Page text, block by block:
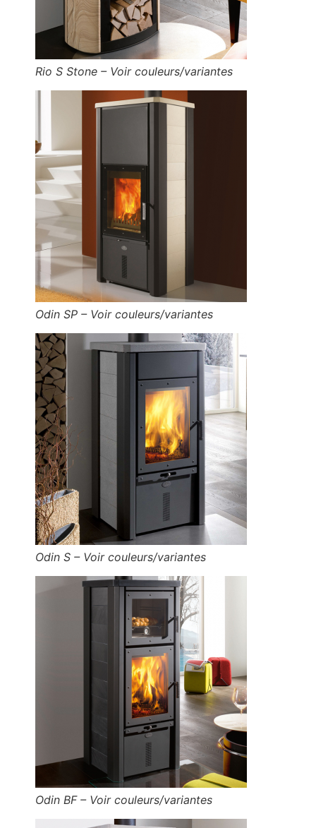
Rio S Stone – Voir couleurs/variantes
Odin SP – Voir couleurs/variantes
Odin S – Voir couleurs/variantes
Odin BF – Voir couleurs/variantes